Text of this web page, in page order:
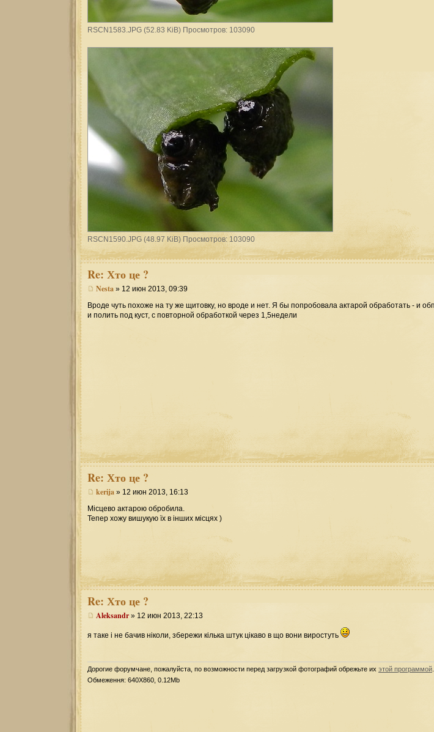
RSCN1583.JPG (52.83 KiB) Просмотров: 103090
RSCN1590.JPG (48.97 KiB) Просмотров: 103090
Re: Хто це ?
Nesta » 12 июн 2013, 09:39
Вроде чуть похоже на ту же щитовку, но вроде и нет. Я бы попробовала актарой обработать - и
и полить под куст, с повторной обработкой через 1,5недели
Re: Хто це ?
kerija » 12 июн 2013, 16:13
Місцево актарою обробила.
Тепер хожу вишукую їх в інших місцях )
Re: Хто це ?
Aleksandr » 12 июн 2013, 22:13
я таке і не бачив ніколи, збережи кілька штук цікаво в що вони виростуть
Дорогие форумчане, пожалуйста, по возможности перед загрузкой фотографий обрежьте их этой программой
Обмеження: 640Х860, 0.12Mb